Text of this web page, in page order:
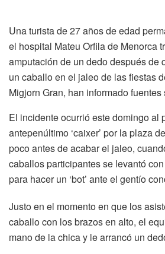
Una turista de 27 años de edad
el hospital Mateu Orfila de Menorca
amputación de un dedo después de
un caballo en el jaleo de las fiestas
Migjorn Gran, han informado fuentes
El incidente ocurrió este domingo al
antepenúltimo ‘caixer’ por la plaza
poco antes de acabar el jaleo,
caballos participantes se levantó
para hacer un ‘bot’ ante el gentío
Justo en el momento en que los
caballo con los brazos en alto, el
mano de la chica y le arrancó un